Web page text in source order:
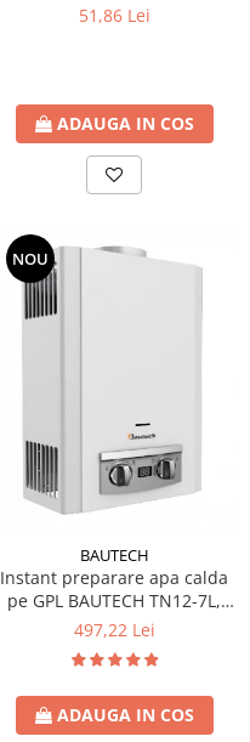
51,86 Lei
ADAUGA IN COS
NOU
BAUTECH
Instant preparare apa calda
pe GPL BAUTECH TN12-7L,
tiraj natural
497,22 Lei
ADAUGA IN COS